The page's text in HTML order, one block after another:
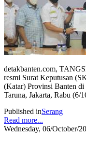
detakbanten.com,
resmi Surat Keputusan
(Katar) Provinsi Banten
Taruna, Jakarta, Rabu (6/
Published inSerang
Read more...
Wednesday, 06/October/